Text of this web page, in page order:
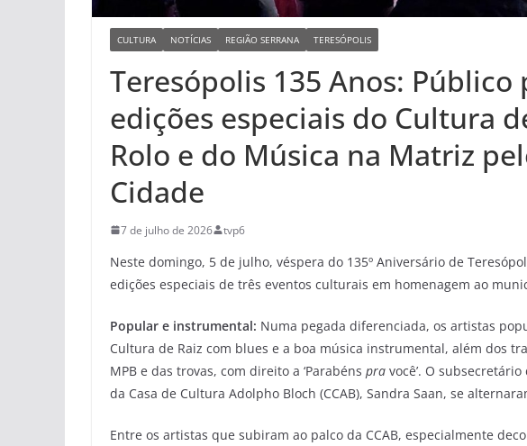
CULTURA NOTÍCIAS REGIÃO SERRANA TERESÓPOLIS
Teresópolis 135 Anos: Público
edições especiais do Cultura
Rolo e do Música na Matriz
Cidade
7 de julho de 2026 tvp6
Neste domingo, 5 de julho, véspera do 135º Aniversário de
edições especiais de três eventos culturais em homenagem ao
Popular e instrumental: Numa pegada diferenciada, os artistas
Cultura de Raiz com blues e a boa música instrumental, além dos
MPB e das trovas, com direito a ‘Parabéns pra você’. O
da Casa de Cultura Adolpho Bloch (CCAB), Sandra Saan, se
Entre os artistas que subiram ao palco da CCAB, especialmente